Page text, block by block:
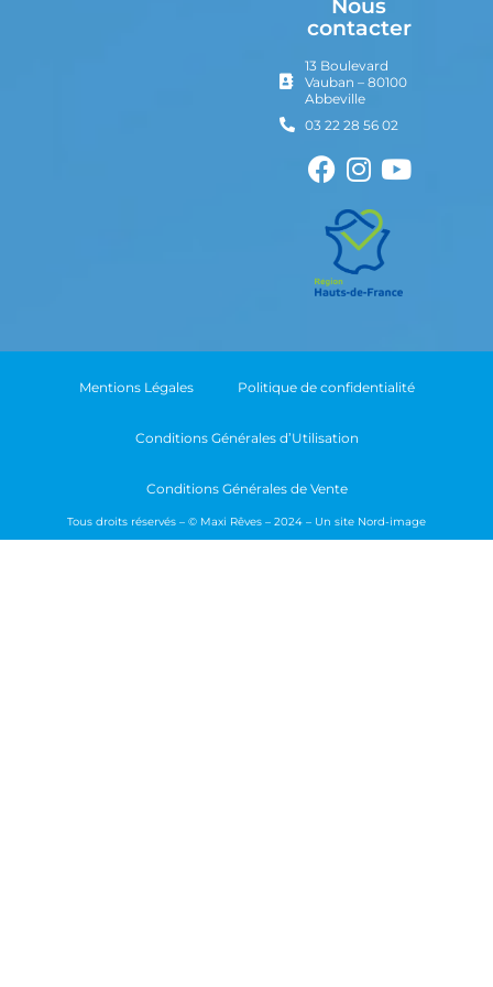
Nous
contacter
13 Boulevard
Vauban – 80100
Abbeville
03 22 28 56 02
Mentions Légales Politique de confidentialité
Conditions Générales d’Utilisation
Conditions Générales de Vente
Tous droits réservés – © Maxi Rêves – 2024 – Un site Nord-image